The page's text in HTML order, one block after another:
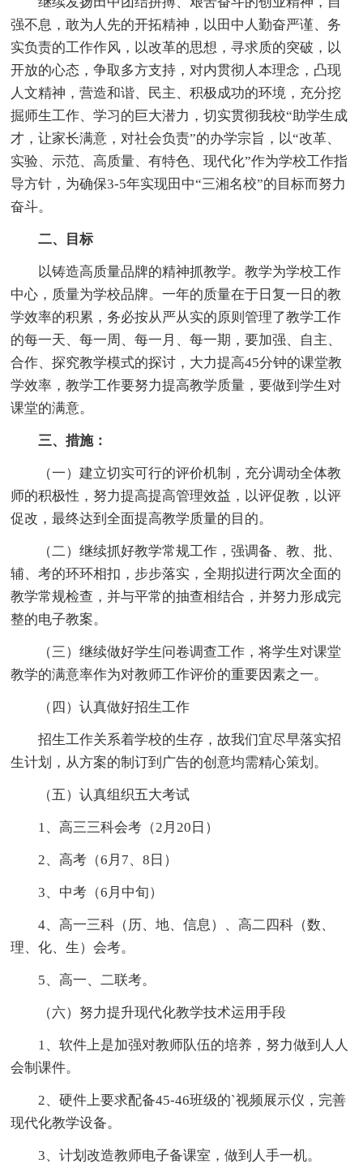
强不息，敢为人先的开拓精神，以田中人勤奋严谨、务
实负责的工作作风，以改革的思想，寻求质的突破，以
开放的心态，争取多方支持，对内贯彻人本理念，凸现
人文精神，营造和谐、民主、积极成功的环境，充分挖
掘师生工作、学习的巨大潜力，切实贯彻我校“助学生成
才，让家长满意，对社会负责”的办学宗旨，以“改革、
实验、示范、高质量、有特色、现代化”作为学校工作指
导方针，为确保3-5年实现田中“三湘名校”的目标而努力
奋斗。
二、目标
以铸造高质量品牌的精神抓教学。教学为学校工作
中心，质量为学校品牌。一年的质量在于日复一日的教
学效率的积累，务必按从严从实的原则管理了教学工作
的每一天、每一周、每一月、每一期，要加强、自主、
合作、探究教学模式的探讨，大力提高45分钟的课堂教
学效率，教学工作要努力提高教学质量，要做到学生对
课堂的满意。
三、措施：
（一）建立切实可行的评价机制，充分调动全体教
师的积极性，努力提高提高管理效益，以评促教，以评
促改，最终达到全面提高教学质量的目的。
（二）继续抓好教学常规工作，强调备、教、批、
辅、考的环环相扣，步步落实，全期拟进行两次全面的
教学常规检查，并与平常的抽查相结合，并努力形成完
整的电子教案。
（三）继续做好学生问卷调查工作，将学生对课堂
教学的满意率作为对教师工作评价的重要因素之一。
（四）认真做好招生工作
招生工作关系着学校的生存，故我们宜尽早落实招
生计划，从方案的制订到广告的创意均需精心策划。
（五）认真组织五大考试
1、高三三科会考（2月20日）
2、高考（6月7、8日）
3、中考（6月中旬）
4、高一三科（历、地、信息）、高二四科（数、
理、化、生）会考。
5、高一、二联考。
（六）努力提升现代化教学技术运用手段
1、软件上是加强对教师队伍的培养，努力做到人人
会制课件。
2、硬件上要求配备45-46班级的`视频展示仪，完善
现代化教学设备。
3、计划改造教师电子备课室，做到人手一机。